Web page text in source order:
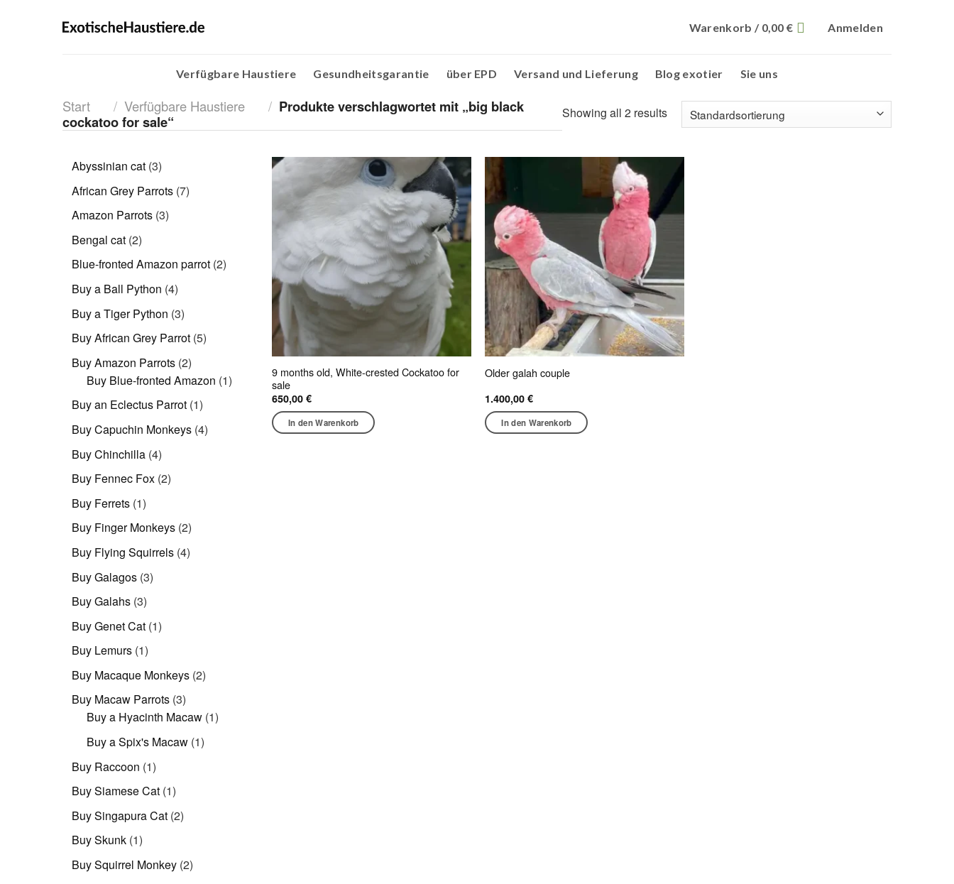
Warenkorb / 0,00€ Anmelden
Verfügbare Haustiere Gesundheitsgarantie über EPD Versand und Lieferung Blog exotier Sie uns
Start / Verfügbare Haustiere / Produkte verschlagwortet mit „big black
cockatoo for sale“
Showing all 2 results
Abyssinian cat 33
Produkte
African Grey Parrots 77
Amazon Parrots 33
Bengal cat 22
Produkte
Blue-fronted Amazon parrot 22
Buy a Ball Python 44
Produkte
Buy a Tiger Python 33
Produkte
Buy African Grey Parrot 55
Buy Amazon Parrots 22
Produkte
Buy Blue-fronted Amazon 11
Buy an Eclectus Parrot 11
Produkt
Buy Capuchin Monkeys 44
Buy Chinchilla 44
Produkte
Buy Fennec Fox 22
Buy Ferrets 11
Produkt
Buy Finger Monkeys 22
Produkte
Buy Flying Squirrels 44
Buy Galagos 33
Buy Galahs 33
Produkte
Buy Genet Cat 11
Buy Lemurs 11
Produkt
Buy Macaque Monkeys 22
Buy Macaw Parrots 33
Produkte
Buy a Hyacinth Macaw 11
Buy a Spix's Macaw 11
Buy Raccoon 11
Produkt
Buy Siamese Cat 11
Produkt
Buy Singapura Cat 22
Buy Skunk 11
Produkt
Buy Squirrel Monkey 22
9 months old, White-crested Cockatoo for
sale
650,00€
In den Warenkorb
Older galah couple
1.400,00€
In den Warenkorb